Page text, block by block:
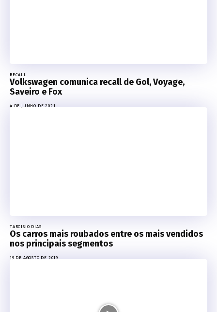
RECALL
Volkswagen comunica recall de Gol, Voyage,
Saveiro e Fox
4 DE JUNHO DE 2021
TARCISIO DIAS
Os carros mais roubados entre os mais vendidos
nos principais segmentos
19 DE AGOSTO DE 2019